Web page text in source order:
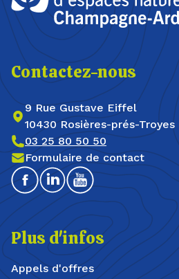
Contactez-nous
9 Rue Gustave Eiffel
10430 Rosières-prés-Troyes
03 25 80 50 50
Formulaire de contact
FacebookLinkedinYoutube
Plus d'infos
Appels d'offres